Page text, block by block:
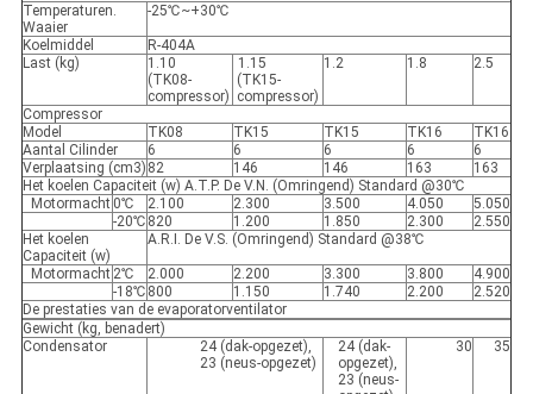
Temperaturen.
Waaier
-25℃~+30℃
Koelmiddel
R-404A
Last (kg)
1.10
(TK08-
compressor)
1.15
(TK15-
compressor)
1.2 1.8 2.5
Compressor
Model
TK08 TK15 TK15 TK16
TK16
Aantal Cilinder
6 6 6 6
6
Verplaatsing (cm3) 82 146 146 163
163
Het koelen Capaciteit (w) A.T.P. De V.N. (Omringend) Standard @30℃
Motormacht 0℃ 2.100 2.300 3.500 4.050
5.050
-20℃ 820 1.200 1.850 2.300
2.550
Het koelen
Capaciteit (w)
A.R.I. De V.S. (Omringend) Standard @38℃
Motormacht 2℃ 2.000 2.200 3.300 3.800
4.900
-18℃ 800 1.150 1.740 2.200
2.520
De prestaties van de evaporatorventilator
Gewicht (kg, benadert)
Condensator
24 (dak-opgezet),
23 (neus-opgezet)
24 (dak-
opgezet),
23 (neus-
30 35